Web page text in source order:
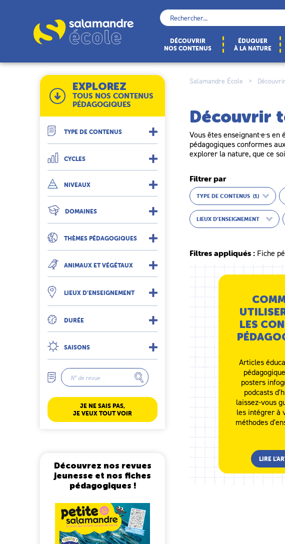
École
Rechercher :
DÉCOUVRIR
NOS CONTENUS
ÉDUQUER
À LA NATURE
EXPLOREZ
TOUS NOS CONTENUS
PÉDAGOGIQUES
TYPE DE CONTENUS
CYCLES
NIVEAUX
DOMAINES
THÈMES PÉDAGOGIQUES
ANIMAUX ET VÉGÉTAUX
LIEUX D’ENSEIGNEMENT
DURÉE
SAISONS
JE NE SAIS PAS,
JE VEUX TOUT VOIR
Découvrez nos revues
jeunesse et nos fiches
pédagogiques !
Salamandre École >
Découvrir
Vous êtes enseignant·e·s
pédagogiques conformes
explorer la nature, que ce
Filtrer par
TYPE DE CONTENUS (1)
LIEUX D’ENSEIGNEMENT
Filtres appliqués : Fiche
LES
Articles
posters
podcasts
laissez-vous
les intégrer à
méthodes
LIRE